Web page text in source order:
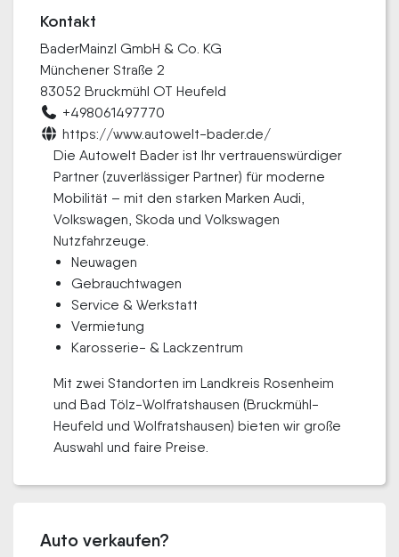
Kontakt
BaderMainzl GmbH & Co. KG
Münchener Straße 2
83052 Bruckmühl OT Heufeld
+498061497770
https://www.autowelt-bader.de/
Die Autowelt Bader ist Ihr vertrauenswürdiger
Partner (zuverlässiger Partner) für moderne
Mobilität – mit den starken Marken Audi,
Volkswagen, Skoda und Volkswagen
Nutzfahrzeuge.
Neuwagen
Gebrauchtwagen
Service & Werkstatt
Vermietung
Karosserie- & Lackzentrum
Mit zwei Standorten im Landkreis Rosenheim
und Bad Tölz-Wolfrats­hausen (Bruckmühl-
Heufeld und Wolfratshausen) bieten wir große
Auswahl und faire Preise.
Auto verkaufen?